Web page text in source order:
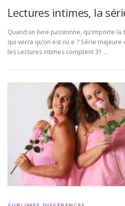
Lectures intimes, la
Quand un livre passionne, qu’importe la
qui verra qu’on est nu.e ? Série
les Lectures intimes comptent 31 …